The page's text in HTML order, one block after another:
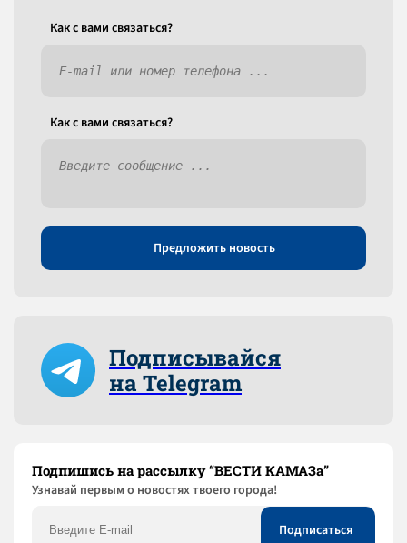
Как c вами связаться?
Как c вами связаться?
Предложить новость
Подписывайся
на Telegram
Подпишись на рассылку “ВЕСТИ КАМАЗа”
Узнaвай первым о новостях твоего города!